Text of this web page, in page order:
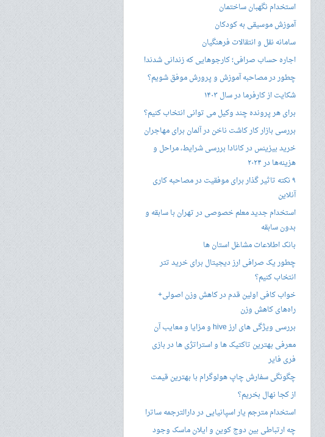
استخدام نگهبان ساختمان
آموزش موسیقی به کودکان
سامانه نقل و انتقالات فرهنگیان
اجاره حساب صرافی؛ کارجوهایی که زندانی شدند!
چطور در مصاحبه‌ آموزش و پرورش موفق شویم؟
شکایت از کارفرما در سال ۱۴۰۳
برای هر پرونده چند وکیل می توانی انتخاب کنیم؟
بررسی بازار کار کاشت ناخن در آلمان برای مهاجران
خرید بیزینس در کانادا بررسی شرایط، مراحل و
هزینه‌ها در ۲۰۲۴
۹ نکته تاثیر گذار برای موفقیت در مصاحبه کاری
آنلاین
استخدام جدید معلم خصوصی در تهران با سابقه و
بدون سابقه
بانک اطلاعات مشاغل استان ها
چطور یک صرافی ارز دیجیتال برای خرید تتر
انتخاب کنیم؟
خواب کافی اولین قدم در کاهش وزن اصولی+
راه‌های کاهش وزن
بررسی ویژگی های ارز hive و مزایا و معایب آن
معرفی بهترین تاکتیک ها و استراتژی ها در بازی
فری فایر
چگونگی سفارش چاپ هولوگرام با بهترین قیمت
از کجا نهال بخریم؟
استخدام مترجم یار اسپانیایی در دارالترجمه ساترا
چه ارتباطی بین دوج کوین و ایلان ماسک وجود